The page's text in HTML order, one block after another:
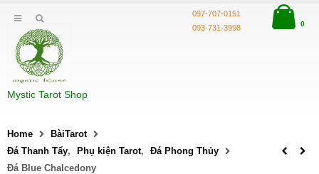
Mystic Tarot Shop
097-707-0151
093-731-3998
0
Home
BàiTarot
Đá Thanh Tẩy, Phụ kiện Tarot,
Đá Phong Thủy
Đá Blue Chalcedony